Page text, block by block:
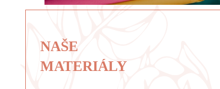
NAŠE
MATERIÁLY